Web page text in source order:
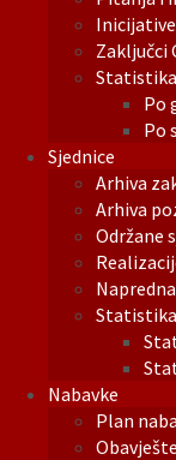
Zaključci
Po
Po
Sjednice
Arhiva
Arhiva
Održane
Nabavke
Plan